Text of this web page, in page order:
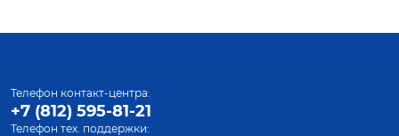
Телефон контакт-центра:
+7 (812) 595-81-21
Телефон тех. поддержки: